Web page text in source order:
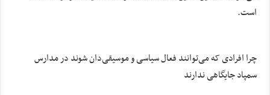
است.
چرا افرادی که می‌توانند فعال سیاسی و موسیقی‌دان شوند در مدارس
سمپاد جایگاهی ندارند